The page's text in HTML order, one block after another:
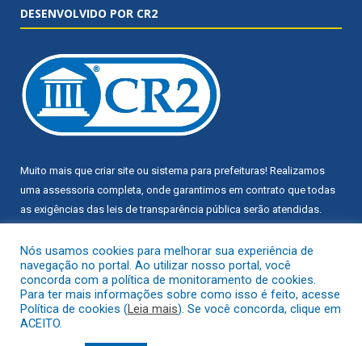
DESENVOLVIDO POR CR2
Muito mais que criar site ou sistema para prefeituras! Realizamos
uma assessoria completa, onde garantimos em contrato que todas
as exigências das leis de transparência pública serão atendidas.
Conheça o e o Radar da Transparência Pública
Todos os direitos reservados a Câmara Municipal de Trairão.
Nós usamos cookies para melhorar sua experiência de
navegação no portal. Ao utilizar nosso portal, você
concorda com a política de monitoramento de cookies.
Para ter mais informações sobre como isso é feito, acesse
Política de cookies (Leia mais). Se você concorda, clique em
ACEITO.